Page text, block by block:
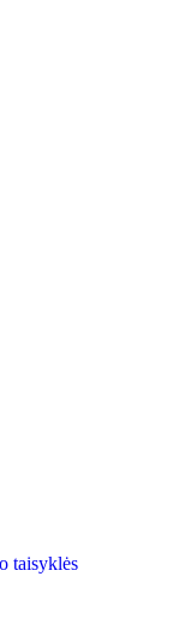
taisyklės